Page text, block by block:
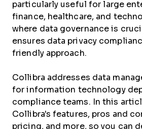
particularly useful for large
finance, healthcare, and
where data governance is
ensures data privacy
friendly approach.
Collibra addresses data
for information technology
compliance teams. In this
Collibra's features, pros and
pricing, and more, so you can